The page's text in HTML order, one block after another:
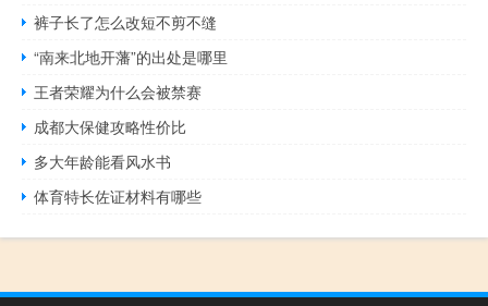
裤子长了怎么改短不剪不缝
“南来北地开藩”的出处是哪里
王者荣耀为什么会被禁赛
成都大保健攻略性价比
多大年龄能看风水书
体育特长佐证材料有哪些